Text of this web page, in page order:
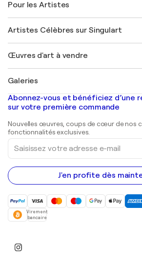
Offrir une carte cadeau
Rejoignez notre programme
Mon compte
+33 1 76 44 06 42
FAQ
Magazine Singulart
Emplois
Découvrez une sélection d'art original
Pour les Artistes
Se connecter en tant qu'Artiste
Artistes Célèbres sur Singulart
Marc Chagall
Banksy
Mr. Brainwash
Shepard Fairey
Œuvres d'art à vendre
Tableaux abstraits à vendre
Peintures de paysage
Estampes
Peintures acryliques
Galeries
Galeries d'art en France
Galeries d'art en Belgique
Abonnez-vous et bénéficiez d’une
sur votre première commande
Nouvelles œuvres, coups de cœur de nos
fonctionnalités exclusives.
Saisissez
votre
adresse
e-
mail
J'en profite dès
Virement
bancaire